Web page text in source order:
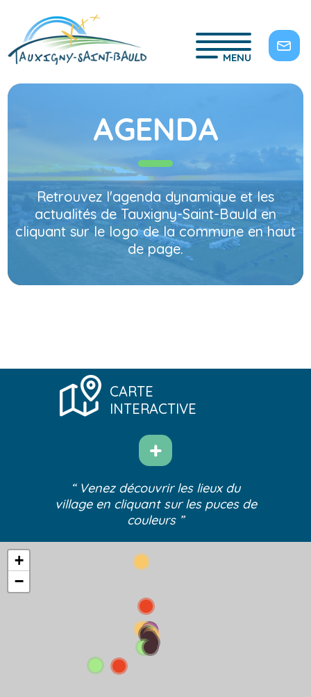
MENU
AGENDA
Retrouvez l'agenda dynamique et les
actualités de Tauxigny-Saint-Bauld en
cliquant sur le logo de la commune en haut
de page.
CARTE
INTERACTIVE
“ Venez découvrir les lieux du
village en cliquant sur les puces de
couleurs ”
+
−